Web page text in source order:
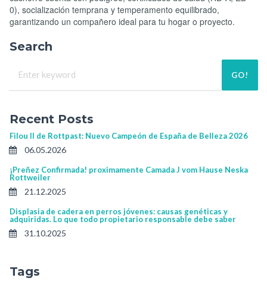
0), socialización temprana y temperamento equilibrado,
garantizando un compañero ideal para tu hogar o proyecto.
Search
GO!
Recent Posts
Filou II de Rottpast: Nuevo Campeón de España de Belleza 2026
06.05.2026
¡Preñez Confirmada! proximamente Camada J vom Hause Neska
Rottweiler
21.12.2025
Displasia de cadera en perros jóvenes: causas genéticas y
adquiridas. Lo que todo propietario responsable debe saber
31.10.2025
Tags